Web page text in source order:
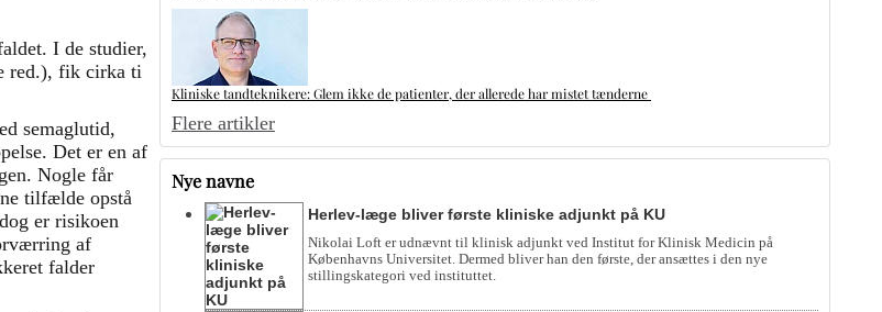
I de studier,
red.), fik cirka ti
semaglutid,
Det er en af
Nogle får
tilfælde opstå
er risikoen
af
falder
Kliniske tandteknikere: Glem ikke de patienter, der allerede har mistet tænderne
Flere artikler
Nye navne
Herlev-læge bliver første kliniske adjunkt på KU
Nikolai Loft er udnævnt til klinisk adjunkt ved Institut for Klinisk Medicin på
Københavns Universitet. Dermed bliver han den første, der ansættes i den nye
stillingskategori ved instituttet.